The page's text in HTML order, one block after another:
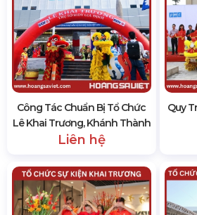
Công Tác Chuẩn Bị Tổ Chức
Lê Khai Trương, Khánh Thành
Liên hệ
Quy